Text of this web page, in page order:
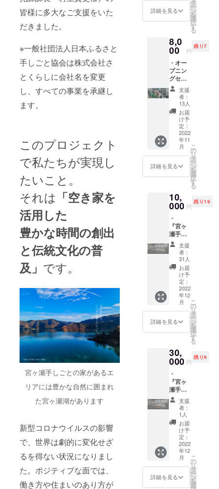
皆様に多大なご支援をいた
だきました。
※一般社団法人日本ふるさと
手しごと協会は株式会社さ
とくらしに会社名を変更
し、すべての事業を承継し
ます。
このプロジェクト
で私たちが実現し
たいこと。
それは 「空き家を
活用した
豊かな時間の創出
と伝統文化の普
及」 です。
宮ヶ瀬手しごとの家があるエ
リアには豊かな自然に囲まれ
た宮ヶ瀬湖があります
新型コロナウイルスの影響
で、世界は劇的に変化せざ
るを得ない状況になりまし
た。ポジティブな面では、
働き方や住まいのあり方が
20） ＊
限定20
自己負
担でお
ます。
『宮ヶ
瀬手し
ごとの
家』で
開催す
る津軽
三味線
世界大
会A級3
連覇＆
殿堂入
ロ演奏
家「山
んらの
和楽器
に招待
しま
す。軽
飲食付
のアッ
トホー
ムな演
奏会で
す。演
奏終了
後の歓
エリア
をご案
す（※天
候次第
で企画
変更す
る可能
性
有）。
イベン
ト開催
時、清
川村特
産品を
お土産
にお渡
ししま
す。 ▼
山中信
人（や
11月26
日
所
宮ヶ瀬
との家
（神奈
川県愛
甲郡清
川村
宮ヶ瀬
971-
20） ＊
限定40
人 ＊交
通費は
自己負
願いし
ます。
験イベ
ント」
「モノ
ゴト|
monog
oto」代
表の萩
原雅之
さんを
お招き
し、
「和蝋
燭」づ
くり
ショッ
プ を企
す。和
蝋燭は
来の西
洋ロウ
ソクと
は異な
りま
す。櫨
（ハ
ゼ）と
いう植
物を用
いて作
は蝋が
て開催
社（株
式会社
さとく
らし）
の公式
サイト
上の支
援者一
覧に
ニック
ネーム
を記載
掲載
期間
（ホー
ムペー
ジ内に
す）
掲載方
字の
み） ※
支援
時、必
ず備考
欄に掲
載を希
望され
るお名
前をご
記入く
ださ
日程
11月12
13日
（日）
に分け
て行い
ます
（雨天
の場
合、イ
ベント
内容を
変更し
て開催
しま
す） ＊
宮ヶ瀬
手しご
上の支
援者一
覧に
ネーム
を記載
掲載
期間
（ホー
ムペー
ジ内に
恒久的
に掲載
しま
す）
掲載方
法（文
字の
み） ※
支援
時、必
望され
るお名
前をご
記入く
ださ
い。 本
場・ド
イツの
コンテ
ストで
金賞を
受賞し
た「清
川ミー
トファ
クト
リー」
わせで
す。清
特産品
として
力を入
れてい
る清川
恵水
ポーク
を加工
した
ソー
セージ
で、世
る日本
の味を
詳細を見る
タ
ー
ン
を
選
択
す
る
8,0
00 円
残り7
・オー
プニン
グセレ
モニー
招待券
（飲食
付/宿泊
無） ・
宮ヶ瀬
湖ご案
内 ・運
営会社
（株式
会社さ
とくら
し）の
イト上
の支援
者一覧
にニッ
クネー
ムを記
載 掲
載期間
（ホー
ムペー
ジ内に
恒久的
に掲載
しま
す）
掲載方
法（文
時、必
ず備考
欄に掲
載を希
望され
るお名
前をご
記入く
ださ
い。 ＊
日程
2022年
10月
オープ
ンを目
処に進
めてい
支援
者：
13人
お届
け予
定：
2022
年11
月
詳細を見る
こ
の
リ
タ
ー
ン
を
選
択
す
る
10,
000 円
残り19
・
『宮ヶ
瀬手し
ごとの
家」2泊
3日の宿
泊券（1
名様）
・運営
会社
（株式
会社さ
とくら
し）の
公式サ
イト上
者一覧
にニッ
クネー
ムを記
載 掲
載期間
（ホー
ムペー
ジ内に
恒久的
に掲載
しま
す）
掲載方
法（文
字の
み） ※
支援
者：
31人
お届
け予
定：
2022
年12
月
詳細を見る
こ
の
リ
タ
ー
ン
を
選
択
す
る
30,
000 円
残り9
・
『宮ヶ
瀬手し
ごとの
家」1週
間宿泊
券（1名
様） ・
運営会
社（株
式会社
さとく
らし）
の公式
サイト
支援
者：
1人
お届
け予
定：
2022
年12
月
詳細を見る
こ
の
リ
タ
ー
ン
を
選